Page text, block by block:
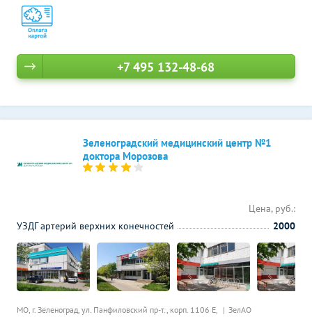
+7 495 132-48-68
Зеленоградский медицинский центр №1
доктора Морозова
МО, г. Зеленоград, ул. Панфиловский пр-т., корп. 1106 Е, ЗелАО
Цена, руб.:
УЗДГ артерий верхних конечностей
2000